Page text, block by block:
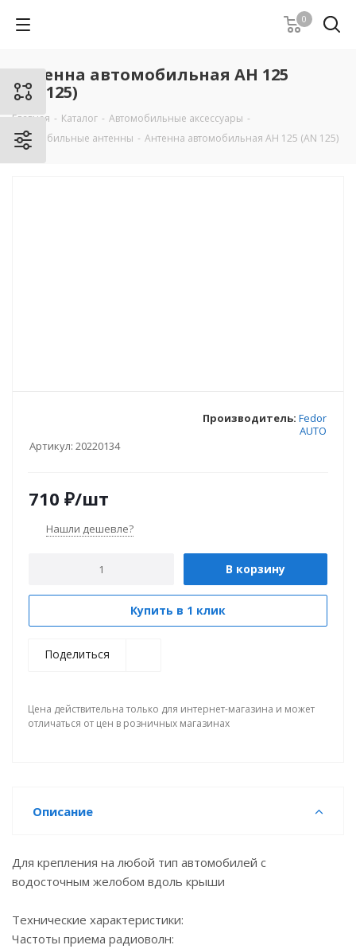
0
Антенна автомобильная АН 125
(AN 125)
Главная - Каталог - Автомобильные аксессуары -
Автомобильные антенны - Антенна автомобильная АН 125 (AN 125)
Артикул: 20220134
Производитель: Fedor
AUTO
710 ₽/шт
Нашли дешевле?
В корзину
Купить в 1 клик
Поделиться
Цена действительна только для интернет-магазина и может
отличаться от цен в розничных магазинах
Описание
Для крепления на любой тип автомобилей с
водосточным желобом вдоль крыши
Технические характеристики:
Частоты приема радиоволн: